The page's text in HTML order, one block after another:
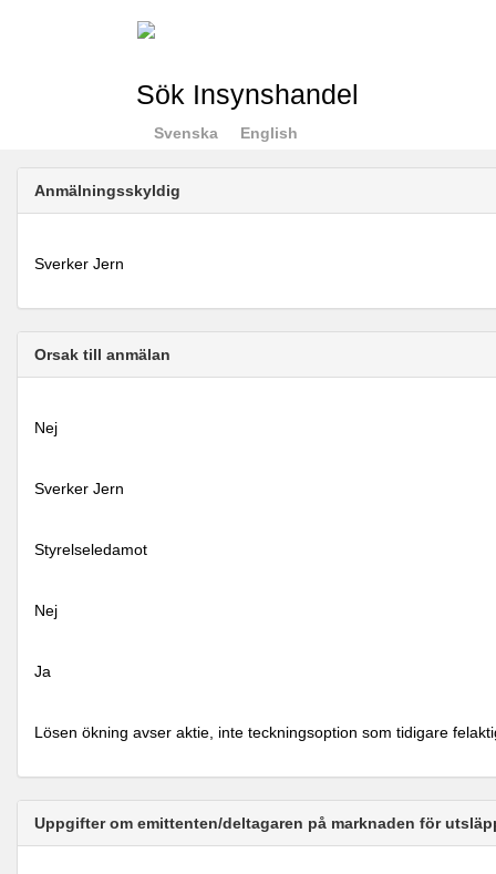
Sök Insynshandel
Svenska English
Anmälningsskyldig
Sverker Jern
Orsak till anmälan
Nej
Sverker Jern
Styrelseledamot
Nej
Ja
Lösen ökning avser aktie, inte teckningsoption som tidigare
Uppgifter om emittenten/deltagaren på marknaden för